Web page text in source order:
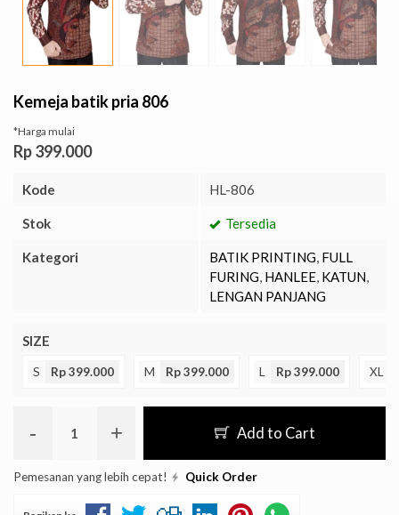
Kemeja batik pria 806
*Harga mulai
Rp 399.000
Kode HL-806
Stok Tersedia
Kategori BATIK PRINTING, FULL
FURING, HANLEE, KATUN,
LENGAN PANJANG
SIZE
S Rp 399.000 M Rp 399.000 L Rp 399.000 XL
- + Add to Cart
Pemesanan yang lebih cepat! Quick Order